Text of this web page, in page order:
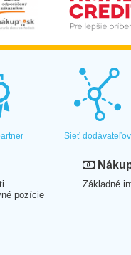
Sieť dodávateľov
pozície
Základné